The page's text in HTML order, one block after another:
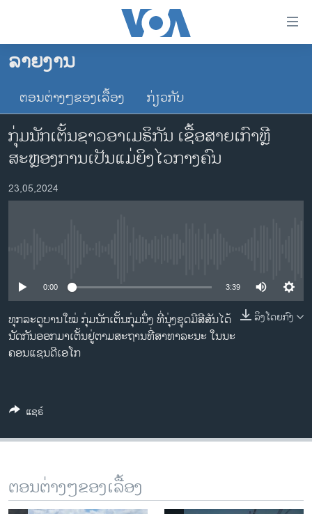
ເຂົ້າ
ຂ້າມ
ຂ້າມ
ໄປ
ຫາ
ຊອກ
ຄົ້ນ
ໂຮມເພຈ
ລາວ
ອາເມຣິກາ
ການເລືອກຕັ້ງ ປະທານາທີບໍດີ ສະຫະລັດ 2024
ຂ່າວ​ຈີນ
ໂລກ
ຊຸມຊົນຊາວລາວ
ວິທະຍາສາດ-ເທັກໂນໂລຈີ
ທຸລະກິດ
ລາຍງານ
ລາຍງານ
ຕອນຕ່າງໆຂອງເລື້ອງ ກ່ຽວກັບ
ກຸ່ມນັກເຕັ້ນຊາວອາເມຣິກັນ ເຊື້ອສາຍເກົາຫຼີ
ສະຫຼອງການເປັນແມ່ຍິງໄວກາງຄົນ
23,05,2024
0:00 3:39
ລິງໂດຍກົງ
ທຸກລະດູບານໃໝ່ ກຸ່ມນັກເຕັ້ນກຸ່ມນຶ່ງ ທີ່ນຸ່ງຊຸດມີສີສັນ​ໄດ້
ນັດກັນອອກມາເຕັ້ນຢູ່ຕາມສະຖານທີ່ສາທາລະນະ ໃນນະ
ຄອນແຊນດີເອໂກ
ແຊຣ໌
ຕອນຕ່າງໆຂອງເລື້ອງ